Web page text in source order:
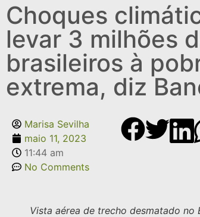
Choques
levar 3 milhões
brasileiros à
extrema, diz
Marisa Sevilha
maio 11, 2023
11:44 am
No Comments
Vista aérea de trecho desmatado no